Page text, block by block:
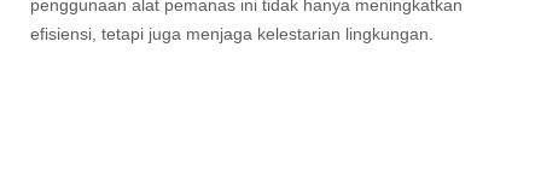
penggunaan alat pemanas ini tidak hanya meningkatkan
efisiensi, tetapi juga menjaga kelestarian lingkungan.